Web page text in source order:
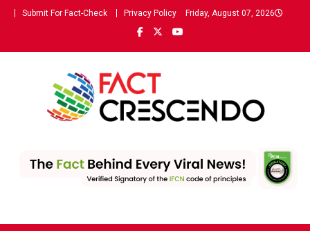
Friday, August 07, 2026
Privacy Policy
Submit For Fact-Check
fact-checking website in